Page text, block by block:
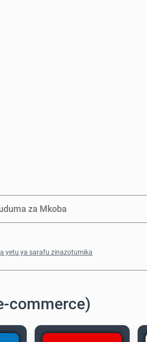
za Mkoba
yetu ya sarafu zinazotumika
commerce)